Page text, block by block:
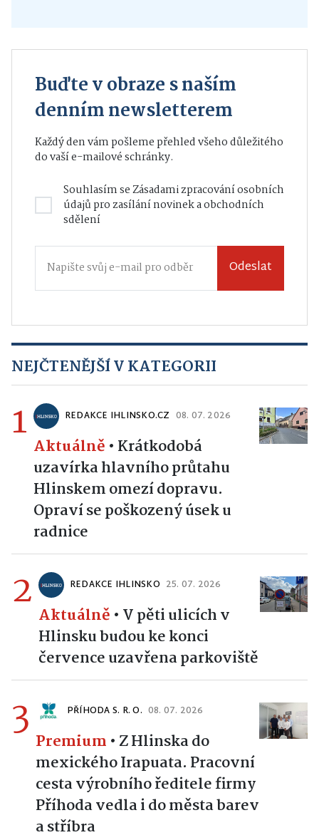
Buďte v obraze s naším
denním newsletterem
Každý den vám pošleme přehled všeho důležitého
do vaší e-mailové schránky.
Souhlasím seZásadami zpracování osobních
údajůpro zasílání novinek a obchodních
sdělení
Odeslat
NEJČTENĚJŠÍ V KATEGORII
1 REDAKCE IHLINSKO.CZ 08. 07. 2026
Aktuálně • Krátkodobá
uzavírka hlavního průtahu
Hlinskem omezí dopravu.
Opraví se poškozený úsek u
radnice
2 REDAKCE IHLINSKO 25. 07. 2026
Aktuálně • V pěti ulicích v
Hlinsku budou ke konci
července uzavřena parkoviště
3 PŘÍHODA S. R. O. 08. 07. 2026
Premium • Z Hlinska do
mexického Irapuata. Pracovní
cesta výrobního ředitele firmy
Příhoda vedla i do města barev
a stříbra